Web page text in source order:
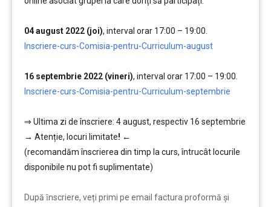
04 august 2022 (joi), interval orar 17:00 – 19:00.
Inscriere-curs-Comisia-pentru-Curriculum-august
16 septembrie 2022 (vineri), interval orar 17:00 – 19:00.
Inscriere-curs-Comisia-pentru-Curriculum-septembrie
⇒ Ultima zi de înscriere: 4 august, respectiv 16 septembrie
→ Atenție, locuri limitate! ←
(recomandăm înscrierea din timp la curs, întrucât locurile
disponibile nu pot fi suplimentate)
După ȋnscriere, veți primi pe email factura proformă și